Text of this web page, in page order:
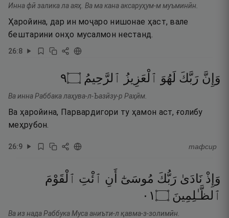
Инна фӣ залика ла аяҳ. Ва ма кана аксаруҳум-м муъминӣн.
Ҳаройина, дар ин моҷаро нишонае ҳаст, вале
бештарини онҳо мусалмон нестанд.
26:8
وَإِنَّ رَبَّكَ لَهُوَ ٱلْعَزِيزُ ٱلرَّحِيمُ ۝٩
Ва инна Раббака лаҳува-л-Ъазӣзу-р Раҳӣм.
Ва ҳаройина, Парвардигори ту ҳамон аст, ғолибу
меҳрубон.
26:9 тафсир
وَإِذْ نَادَىٰ رَبُّكَ مُوسَىٰٓ أَنِ ٱئْتِ ٱلْقَوْمَ
ٱلظَّـٰلِمِينَ ۝١٠
Ва из нада Раббука Муса аниъти-л қавма-з-золимӣн.